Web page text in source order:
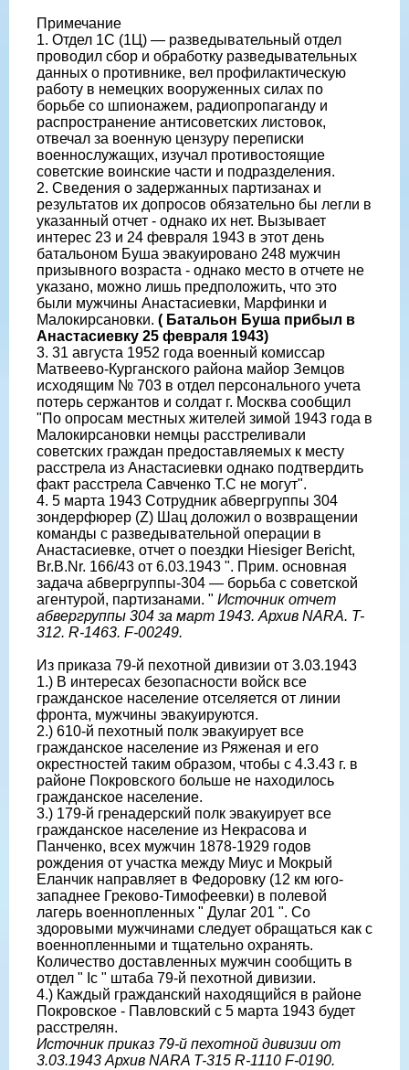
Примечание
1. Отдел 1С (1Ц) — разведывательный отдел
проводил сбор и обработку разведывательных
данных о противнике, вел профилактическую
работу в немецких вооруженных силах по
борьбе со шпионажем, радиопропаганду и
распространение антисоветских листовок,
отвечал за военную цензуру переписки
военнослужащих, изучал противостоящие
советские воинские части и подразделения.
2. Cведения о задержанных партизанах и
результатов их допросов обязательно бы легли в
указанный отчет - однако их нет. Вызывает
интерес 23 и 24 февраля 1943 в этот день
батальоном Буша эвакуировано 248 мужчин
призывного возраста - однако место в отчете не
указано, можно лишь предположить, что это
были мужчины Анастасиевки, Марфинки и
Малокирсановки. ( Батальон Буша прибыл в
Анастасиевку 25 февраля 1943)
3. 31 августа 1952 года военный комиссар
Матвеево-Курганского района майор Земцов
исходящим № 703 в отдел персонального учета
потерь сержантов и солдат г. Москва сообщил
"По опросам местных жителей зимой 1943 года в
Малокирсановки немцы расстреливали
советских граждан предоставляемых к месту
расстрела из Анастасиевки однако подтвердить
факт расстрела Савченко Т.С не могут".
4. 5 марта 1943 Сотрудник абвергруппы 304
зондерфюрер (Z) Шац доложил о возвращении
команды с разведывательной операции в
Анастасиевке, отчет о поездки Hiesiger Bericht,
Br.B.Nr. 166/43 от 6.03.1943 ". Прим. основная
задача абвергруппы-304 — борьба с советской
агентурой, партизанами. " Источник отчет
абвергруппы 304 за март 1943. Архив NARA. T-
312. R-1463. F-00249.
Из приказа 79-й пехотной дивизии от 3.03.1943
1.) В интересах безопасности войск все
гражданское население отселяется от линии
фронта, мужчины эвакуируются.
2.) 610-й пехотный полк эвакуирует все
гражданское население из Ряженая и его
окрестностей таким образом, чтобы с 4.3.43 г. в
районе Покровского больше не находилось
гражданское население.
3.) 179-й гренадерский полк эвакуирует все
гражданское население из Некрасова и
Панченко, всех мужчин 1878-1929 годов
рождения от участка между Миус и Мокрый
Еланчик направляет в Федоровку (12 км юго-
западнее Греково-Тимофеевки) в полевой
лагерь военнопленных " Дулаг 201 ". Со
здоровыми мужчинами следует обращаться как с
военнопленными и тщательно охранять.
Количество доставленных мужчин сообщить в
отдел " Ic " штаба 79-й пехотной дивизии.
4.) Каждый гражданский находящийся в районе
Покровское - Павловский с 5 марта 1943 будет
расстрелян.
Источник приказ 79-й пехотной дивизии от
3.03.1943 Архив NARA T-315 R-1110 F-0190.